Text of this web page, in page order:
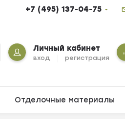
+7 (495) 137-04-75
Личный кабинет
вход регистрация
Отделочные материалы